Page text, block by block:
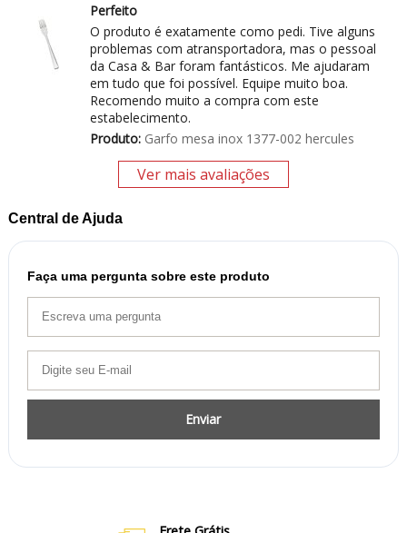
Perfeito
O produto é exatamente como pedi. Tive alguns
problemas com atransportadora, mas o pessoal
da Casa & Bar foram fantásticos. Me ajudaram
em tudo que foi possível. Equipe muito boa.
Recomendo muito a compra com este
estabelecimento.
Produto:Garfo mesa inox 1377-002 hercules
Ver mais avaliações
Central de Ajuda
Faça uma pergunta sobre este produto
Enviar